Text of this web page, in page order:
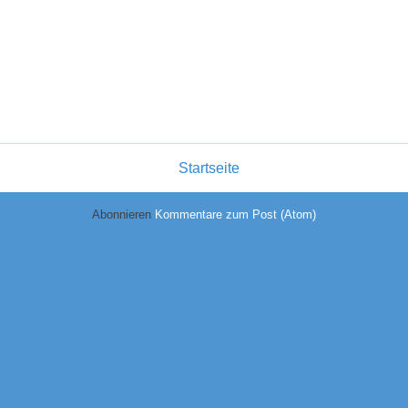
Startseite
Abonnieren Kommentare zum Post (Atom)